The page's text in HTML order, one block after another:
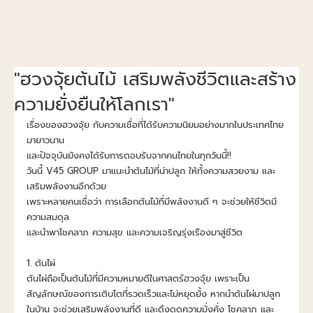
"ฮวงจุ้ยต้นไม้ เสริมพลังชีวิตและสร้าง
ความยั่งยืนให้โลกเรา"
เรื่องของฮวงจุ้ย กับความเชื่อที่ได้รับความนิยมอย่างมากในประเทศไทย
มายาวนาน
และปัจจุบันยังคงได้รับการตอบรับจากคนไทยในทุกวันนี้!!
วันนี้ V45 GROUP มาแนะนำต้นไม้ที่น่าปลูก ให้ทั้งความสวยงาม และ
เสริมพลังงานอีกด้วย
เพราะหลายคนเชื่อว่า การเลือกต้นไม้ที่มีพลังงานดี ๆ จะช่วยให้ชีวิตมี
ความสมดุล
และนำพาโชคลาภ ความสุข และความเจริญรุ่งเรืองมาสู่ชีวิต
1. ต้นไผ่
ต้นไผ่ถือเป็นต้นไม้ที่มีความหมายดีในศาสตร์ฮวงจุ้ย เพราะเป็น
สัญลักษณ์ของการเติบโตที่รวดเร็วและไม่หยุดยั้ง หากนำต้นไผ่มาปลูก
ในบ้าน จะช่วยเสริมพลังงานที่ดี และดึงดูดความมั่งคั่ง โชคลาภ และ